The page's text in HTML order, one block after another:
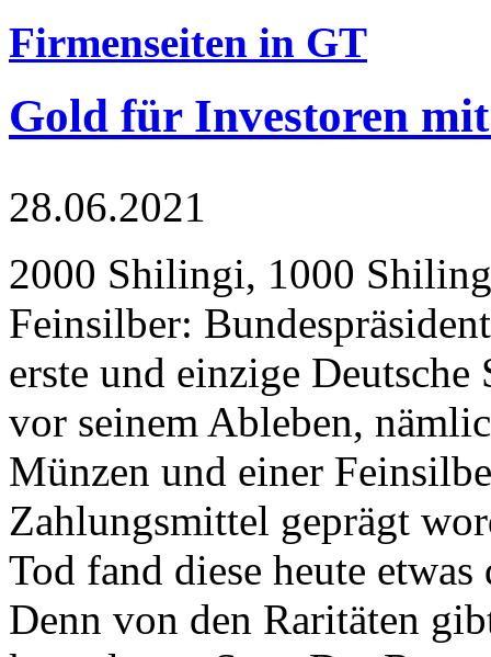
Firmenseiten in GT
Gold für Investoren
28.06.2021
2000 Shilingi, 1000
Feinsilber:
erste und einzige Deutsche
vor seinem Ableben,
Münzen und einer
Zahlungsmittel geprägt
Tod fand diese heute
Denn von den Raritäten